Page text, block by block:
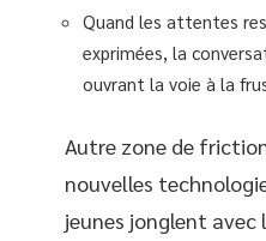
Quand les attentes
exprimées, la
ouvrant la voie à la
Autre zone de
nouvelles
jeunes jonglent